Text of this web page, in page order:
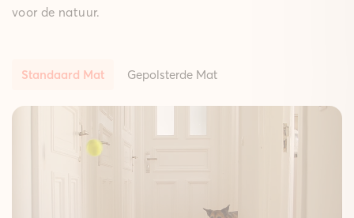
voor de natuur.
Standaard Mat Gepolsterde Mat